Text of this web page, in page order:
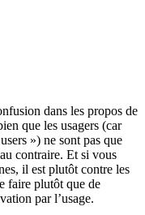
dans les propos de
que les usagers (car
») ne sont pas que
contraire. Et si vous
il est plutôt contre les
faire plutôt que de
par l’usage.